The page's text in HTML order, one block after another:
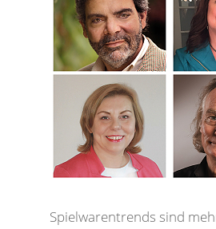
Spielwarentrends sind